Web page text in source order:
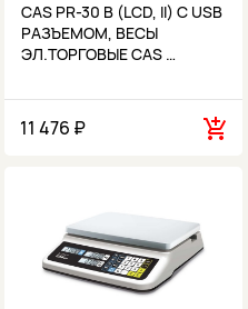
CAS PR-30 B (LCD, II) С USB
РАЗЪЕМОМ, ВЕСЫ
ЭЛ.ТОРГОВЫЕ CAS …
11 476 ₽